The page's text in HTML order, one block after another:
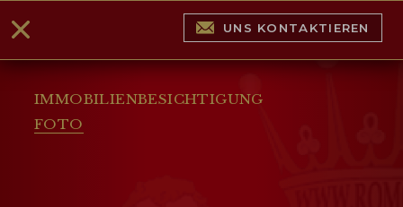
IMMOBILIENBESICHTIGUNG
FOTO
UNS KONTAKTIEREN